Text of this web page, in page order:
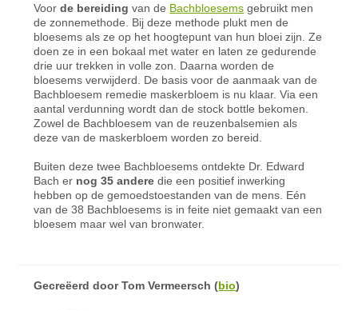
Voorde bereiding van de Bachbloesems gebruikt men
de zonnemethode. Bij deze methode plukt men de
bloesems als ze op het hoogtepunt van hun bloei zijn. Ze
doen ze in een bokaal met water en laten ze gedurende
drie uur trekken in volle zon. Daarna worden de
bloesems verwijderd. De basis voor de aanmaak van de
Bachbloesem remedie maskerbloem is nu klaar. Via een
aantal verdunning wordt dan de stock bottle bekomen.
Zowel de Bachbloesem van de reuzenbalsemien als
deze van de maskerbloem worden zo bereid.
Buiten deze twee Bachbloesems ontdekte Dr. Edward
Bach er nog 35 andere die een positief inwerking
hebben op de gemoedstoestanden van de mens. Eén
van de 38 Bachbloesems is in feite niet gemaakt van een
bloesem maar wel van bronwater.
Gecreëerd doorTom Vermeersch (bio)